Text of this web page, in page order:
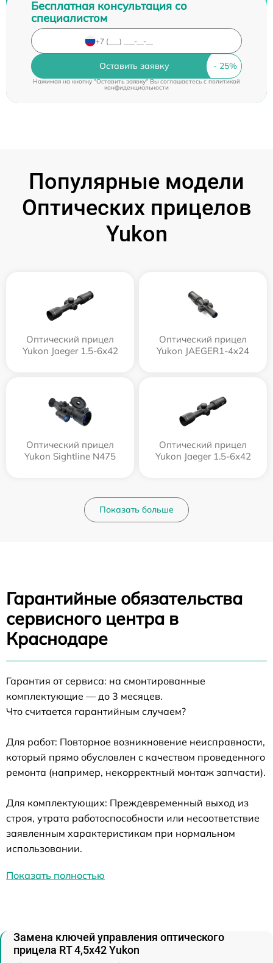
Бесплатная консультация со
специалистом
Оставить заявку
Нажимая на кнопку "Оставить заявку" Вы соглашаетесь c политикой
конфиденциальности
Популярные модели
Оптических прицелов
Yukon
Оптический прицел
Yukon Jaeger 1.5-6x42
Оптический прицел
Yukon JAEGER1-4x24
Оптический прицел
Yukon Sightline N475
Оптический прицел
Yukon Jaeger 1.5-6x42
Показать больше
Гарантийные обязательства
сервисного центра в
Краснодаре
Гарантия от сервиса: на смонтированные
комплектующие — до 3 месяцев.
Что считается гарантийным случаем?
Для работ: Повторное возникновение неисправности,
который прямо обусловлен с качеством проведенного
ремонта (например, некорректный монтаж запчасти).
Для комплектующих: Преждевременный выход из
строя, утрата работоспособности или несоответствие
заявленным характеристикам при нормальном
использовании.
Показать полностью
Замена ключей управления оптического
прицела RT 4,5х42 Yukon